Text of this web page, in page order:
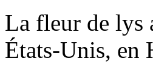
La fleur de lys
États-Unis, en